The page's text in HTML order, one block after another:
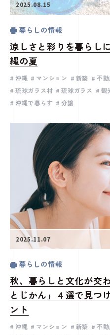
2025.08.15
暮らしの情報
涼しさと彩りを暮らし
縄の夏
沖縄 マンション 新築 不動
琉球ガラス村
琉球ガラス 観
沖縄で暮らす
分譲
2025.11.07
暮らしの情報
秋、暮らしと文化が交
とじかん」４選で見つ
ント
沖縄 マンション 新築 不動